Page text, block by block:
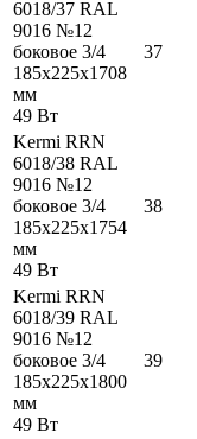
6018/37 RAL
9016 №12
боковое 3/4
185x225x1708
мм
49 Вт
37
Kermi RRN
6018/38 RAL
9016 №12
боковое 3/4
185x225x1754
мм
49 Вт
38
Kermi RRN
6018/39 RAL
9016 №12
боковое 3/4
185x225x1800
мм
49 Вт
39